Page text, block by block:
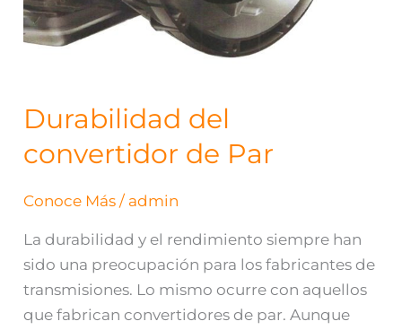
Durabilidad del
convertidor de Par
Conoce Más / admin
La durabilidad y el rendimiento siempre han
sido una preocupación para los fabricantes de
transmisiones. Lo mismo ocurre con aquellos
que fabrican convertidores de par. Aunque